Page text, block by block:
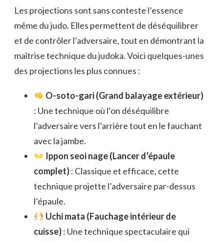
Les projections sont sans conteste l’essence
même du judo. Elles permettent de déséquilibrer
et de contrôler l’adversaire, tout en démontrant la
maîtrise technique du judoka. Voici quelques-unes
des projections les plus connues :
O-soto-gari (Grand balayage extérieur)
: Une technique où l’on déséquilibre
l’adversaire vers l’arrière tout en le fauchant
avec la jambe.
Ippon seoi nage (Lancer d’épaule
complet): Classique et efficace, cette
technique projette l’adversaire par-dessus
l’épaule.
Uchi mata (Fauchage intérieur de
cuisse): Une technique spectaculaire qui